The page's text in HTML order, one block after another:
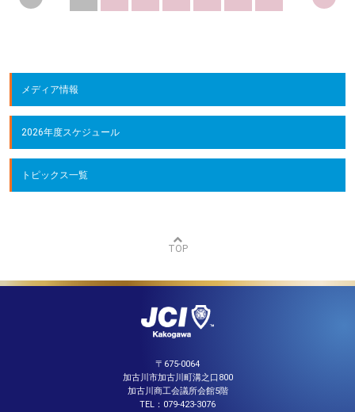
メディア情報
2026年度スケジュール
トピックス一覧
TOP
〒675-0064
加古川市加古川町溝之口800
加古川商工会議所会館5階
TEL：079-423-3076